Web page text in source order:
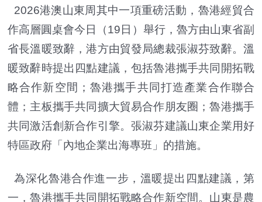
2026港澳山東周其中一項重磅活動，魯港經貿合
作高層圓桌會今日（19日）舉行，魯方由山東省副
省長溫暖致辭，港方由貿發局總裁張淑芬致辭。溫
暖致辭時提出四點建議，包括魯港攜手共同開拓戰
略合作新空間；魯港攜手共同打造產業合作聯合
體；主板攜手共同擴大貿易合作朋友圈；魯港攜手
共同激活創新合作引擎。張淑芬建議山東企業用好
特區政府「內地企業出海專班」的措施。
為深化魯港合作進一步，溫暖提出四點建議，第
一，魯港攜手共同開拓戰略合作新空間。山東是農